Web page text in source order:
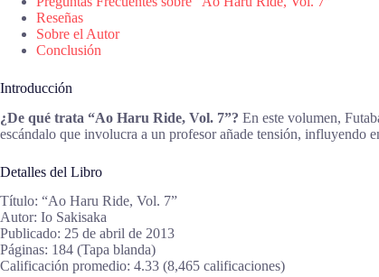
Reseñas
Sobre el Autor
Conclusión
Introducción
¿De qué trata “Ao Haru Ride, Vol. 7”? En este volumen,
escándalo que involucra a un profesor añade tensión, influyendo
Detalles del Libro
Título: “Ao Haru Ride, Vol. 7”
Autor: Io Sakisaka
Publicado: 25 de abril de 2013
Páginas: 184 (Tapa blanda)
Calificación promedio: 4.33 (8,465 calificaciones)